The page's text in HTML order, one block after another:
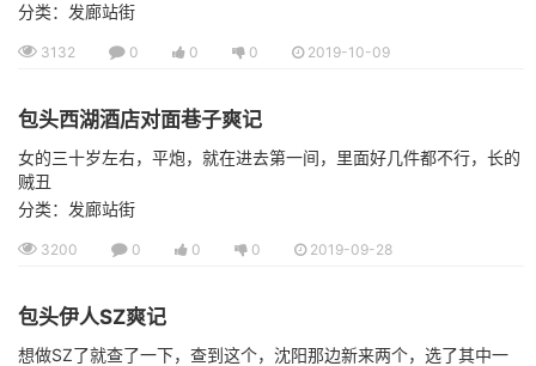
分类：发廊站街
3132 0 0 0 2019-10-09
包头西湖酒店对面巷子爽记
女的三十岁左右，平炮，就在进去第一间，里面好几件都不行，长的
贼丑
分类：发廊站街
3200 0 0 0 2019-09-28
包头伊人SZ爽记
想做SZ了就查了一下，查到这个，沈阳那边新来两个，选了其中一